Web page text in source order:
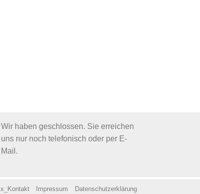
Wir haben geschlossen. Sie erreichen
uns nur noch telefonisch oder per E-
Mail.
x_Kontakt Impressum Datenschutzerklärung